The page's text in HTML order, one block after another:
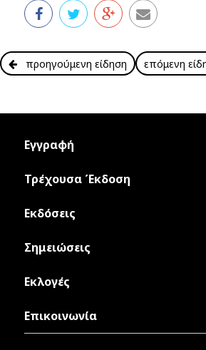
προηγούμενη είδηση επόμενη
Εγγραφή
Τρέχουσα Έκδοση
Εκδόσεις
Σημειώσεις
Εκλογές
Επικοινωνία